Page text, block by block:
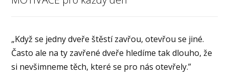
„Když se jedny dveře štěstí zavřou, otevřou se jiné.
Často ale na ty zavřené dveře hledíme tak dlouho, že
si nevšimneme těch, které se pro nás otevřely.”